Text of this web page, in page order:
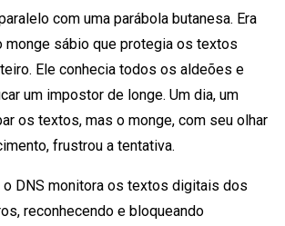
com uma parábola butanesa. Era
monge sábio que protegia os textos
Ele conhecia todos os aldeões e
um impostor de longe. Um dia, um
os textos, mas o monge, com seu olhar
frustrou a tentativa.
o DNS monitora os textos digitais dos
reconhecendo e bloqueando